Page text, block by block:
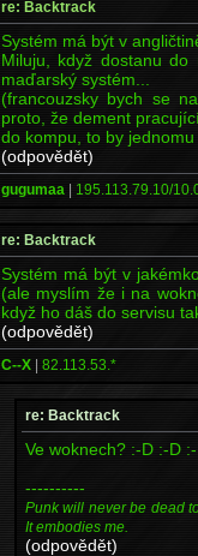
re: Backtrack
Systém má být v
Miluju, když dostanu
maďarský systém...
(francouzsky bych se
proto, že dement
do kompu, to by
(odpovědět)
gugumaa | 195.113.79.10/
re: Backtrack
Systém má být v
(ale myslím že i na
když ho dáš do servisu
(odpovědět)
C--X | 82.113.53.*
re: Backtrack
Ve woknech? :-D :-D
----------
Punk will never be dead
It embodies me.
(odpovědět)